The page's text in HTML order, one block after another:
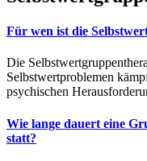
Für wen ist die
Die
Selbstwertproblemen
psychischen
Wie lange dauert eine
statt?